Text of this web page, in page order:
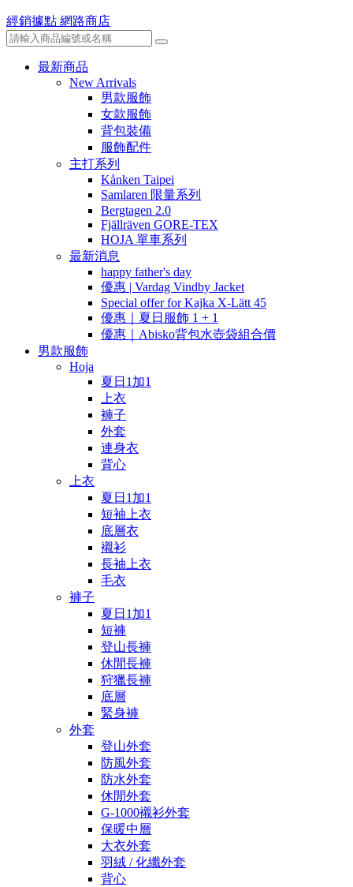
經銷據點 網路商店
最新商品
New Arrivals
男款服飾
女款服飾
背包裝備
服飾配件
主打系列
Kånken Taipei
Samlaren 限量系列
Bergtagen 2.0
Fjällräven GORE-TEX
HOJA 單車系列
最新消息
happy father's day
優惠 | Vardag Vindby Jacket
Special offer for Kajka X-Lätt 45
優惠｜夏日服飾 1 + 1
優惠｜Abisko背包水壺袋組合價
男款服飾
Hoja
夏日1加1
上衣
褲子
外套
連身衣
背心
上衣
夏日1加1
短袖上衣
底層衣
襯衫
長袖上衣
毛衣
褲子
夏日1加1
短褲
登山長褲
休閒長褲
狩獵長褲
底層
緊身褲
外套
登山外套
防風外套
防水外套
休閒外套
G-1000襯衫外套
保暖中層
大衣外套
羽絨 / 化纖外套
背心